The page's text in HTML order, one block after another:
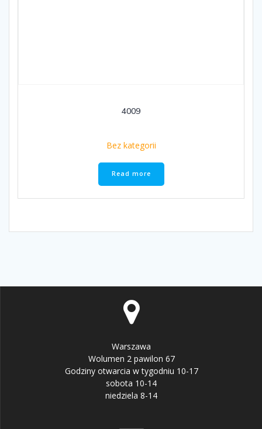
4009
Bez kategorii
Read more
Warszawa
Wolumen 2 pawilon 67
Godziny otwarcia w tygodniu 10-17
sobota 10-14
niedziela 8-14